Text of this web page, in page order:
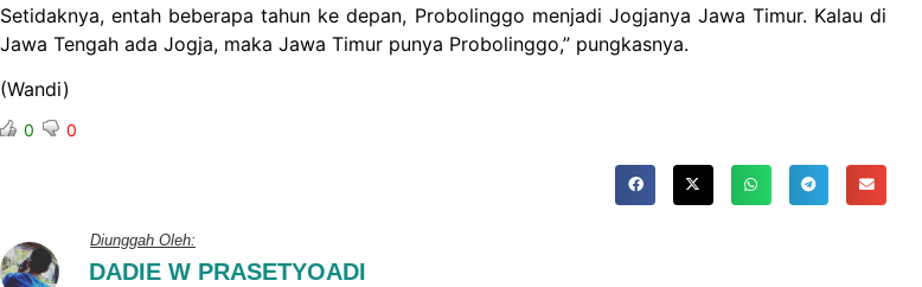
Setidaknya, entah beberapa tahun ke depan, Probolinggo menjadi Jogjanya Jawa Timur. Kalau di
Jawa Tengah ada Jogja, maka Jawa Timur punya Probolinggo,” pungkasnya.
(Wandi)
0 0
Diunggah Oleh:
DADIE W PRASETYOADI